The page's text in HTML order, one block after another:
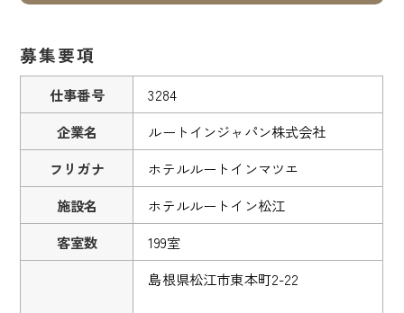
募集要項
仕事番号
3284
企業名
ルートインジャパン株式会社
フリガナ
ホテルルートインマツエ
施設名
ホテルルートイン松江
客室数
199室
島根県松江市東本町2-22